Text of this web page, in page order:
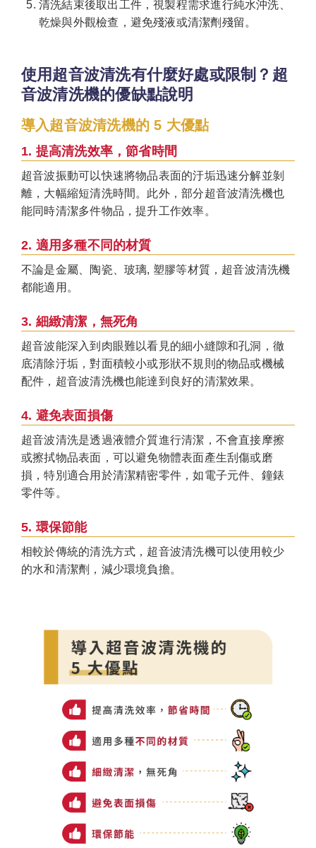
清洗結束後取出工件，視製程需求進行純水沖洗、
乾燥與外觀檢查，避免殘液或清潔劑殘留。
使用超音波清洗有什麼好處或限制？超
音波清洗機的優缺點說明
導入超音波清洗機的 5 大優點
1. 提高清洗效率，節省時間
超音波振動可以快速將物品表面的汙垢迅速分解並剝
離，大幅縮短清洗時間。此外，部分超音波清洗機也
能同時清潔多件物品，提升工作效率。
2. 適用多種不同的材質
不論是金屬、陶瓷、玻璃, 塑膠等材質，超音波清洗機
都能適用。
3. 細緻清潔，無死角
超音波能深入到肉眼難以看見的細小縫隙和孔洞，徹
底清除汙垢，對面積較小或形狀不規則的物品或機械
配件，超音波清洗機也能達到良好的清潔效果。
4. 避免表面損傷
超音波清洗是透過液體介質進行清潔，不會直接摩擦
或擦拭物品表面，可以避免物體表面產生刮傷或磨
損，特別適合用於清潔精密零件，如電子元件、鐘錶
零件等。
5. 環保節能
相較於傳統的清洗方式，超音波清洗機可以使用較少
的水和清潔劑，減少環境負擔。